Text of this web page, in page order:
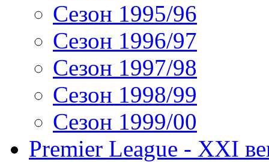
Сезон 1995/96
Сезон 1996/97
Сезон 1997/98
Сезон 1998/99
Сезон 1999/00
Premier League - XXI